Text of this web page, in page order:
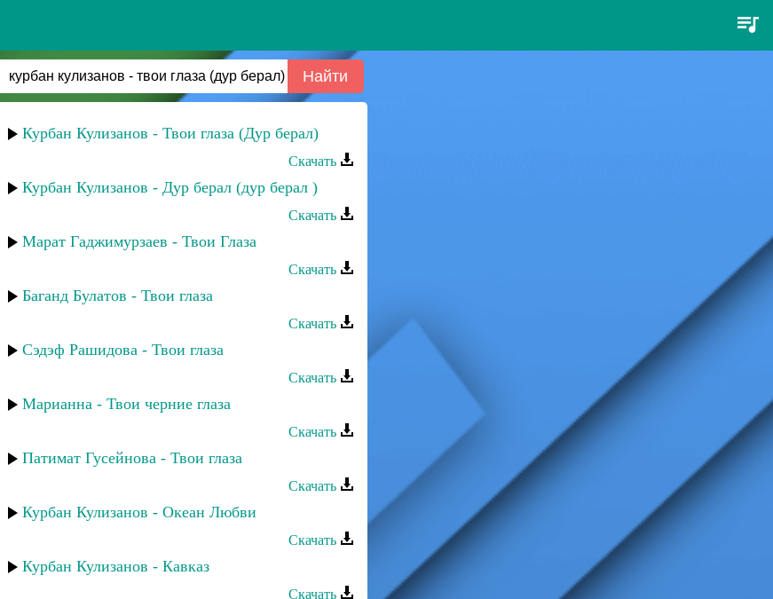
Курбан Кулизанов - Твои глаза (Дур берал)
Скачать
Курбан Кулизанов - Дур берал (дур берал )
Скачать
Марат Гаджимурзаев - Твои Глаза
Скачать
Баганд Булатов - Твои глаза
Скачать
Сэдэф Рашидова - Твои глаза
Скачать
Марианна - Твои черние глаза
Скачать
Патимат Гусейнова - Твои глаза
Скачать
Курбан Кулизанов - Океан Любви
Скачать
Курбан Кулизанов - Кавказ
Скачать